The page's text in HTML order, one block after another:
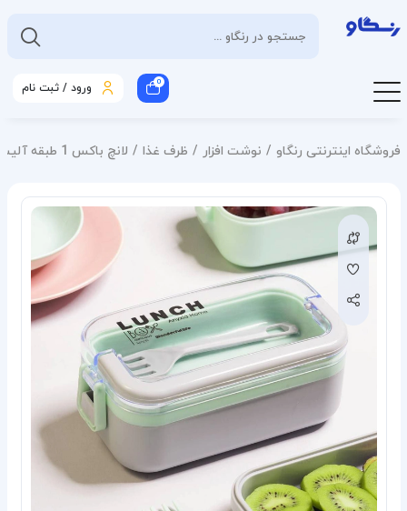
0 ورود / ثبت نام
فروشگاه اینترنتی رنگاو نوشت افزار ظرف غذا لانچ باکس 1 طبقه آلیس آنکسیا پلاستیک 102